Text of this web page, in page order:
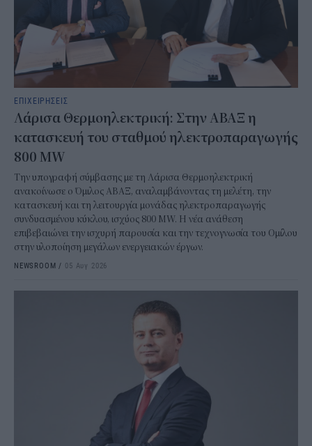
ΕΠΙΧΕΙΡΗΣΕΙΣ
Λάρισα Θερμοηλεκτρική: Στην ΑΒΑΞ η
κατασκευή του σταθμού ηλεκτροπαραγωγής
800 MW
Την υπογραφή σύμβασης με τη Λάρισα Θερμοηλεκτρική
ανακοίνωσε ο Όμιλος ΑΒΑΞ, αναλαμβάνοντας τη μελέτη, την
κατασκευή και τη λειτουργία μονάδας ηλεκτροπαραγωγής
συνδυασμένου κύκλου, ισχύος 800 MW. Η νέα ανάθεση
επιβεβαιώνει την ισχυρή παρουσία και την τεχνογνωσία του Ομίλου
στην υλοποίηση μεγάλων ενεργειακών έργων.
NEWSROOM / 05 Αυγ 2026